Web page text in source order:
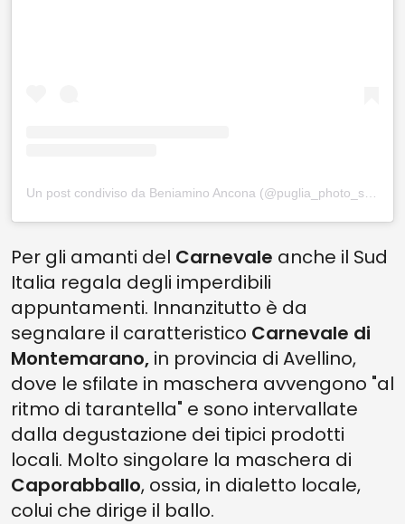
Per gli amanti del Carnevale anche il Sud
Italia regala degli imperdibili
appuntamenti. Innanzitutto è da
segnalare il caratteristico Carnevale di
Montemarano, in provincia di Avellino,
dove le sfilate in maschera avvengono "al
ritmo di tarantella" e sono intervallate
dalla degustazione dei tipici prodotti
locali. Molto singolare la maschera di
Caporabballo, ossia, in dialetto locale,
colui che dirige il ballo.